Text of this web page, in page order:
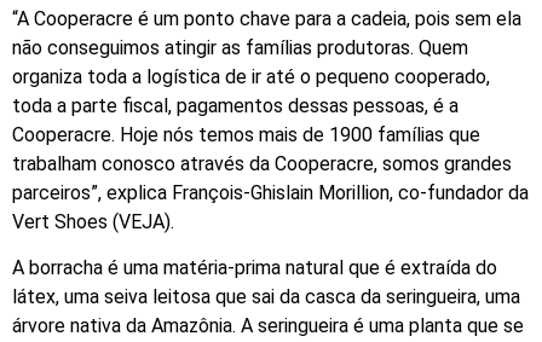
“A Cooperacre é um ponto chave para a cadeia, pois sem ela
não conseguimos atingir as famílias produtoras. Quem
organiza toda a logística de ir até o pequeno cooperado,
toda a parte fiscal, pagamentos dessas pessoas, é a
Cooperacre. Hoje nós temos mais de 1900 famílias que
trabalham conosco através da Cooperacre, somos grandes
parceiros”, explica François-Ghislain Morillion, co-fundador da
Vert Shoes (VEJA).
A borracha é uma matéria-prima natural que é extraída do
látex, uma seiva leitosa que sai da casca da seringueira, uma
árvore nativa da Amazônia. A seringueira é uma planta que se